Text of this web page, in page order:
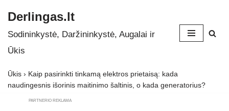
Skip
to
Derlingas.lt
Sodininkystė, Daržininkystė, Augalai ir
Ūkis
Ūkis › Kaip pasirinkti tinkamą elektros prietaisą: kada
naudingesnis išorinis maitinimo šaltinis, o kada generatorius?
PARTNERIO REKLAMA